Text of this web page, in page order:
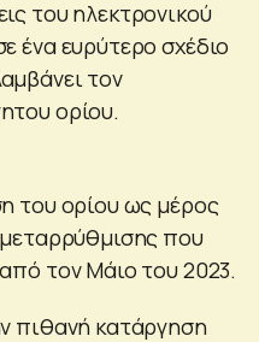
του ηλεκτρονικού
ένα ευρύτερο σχέδιο
τον
ορίου.
του ορίου ως μέρος
μεταρρύθμισης που
τον Μάιο του 2023.
πιθανή κατάργηση